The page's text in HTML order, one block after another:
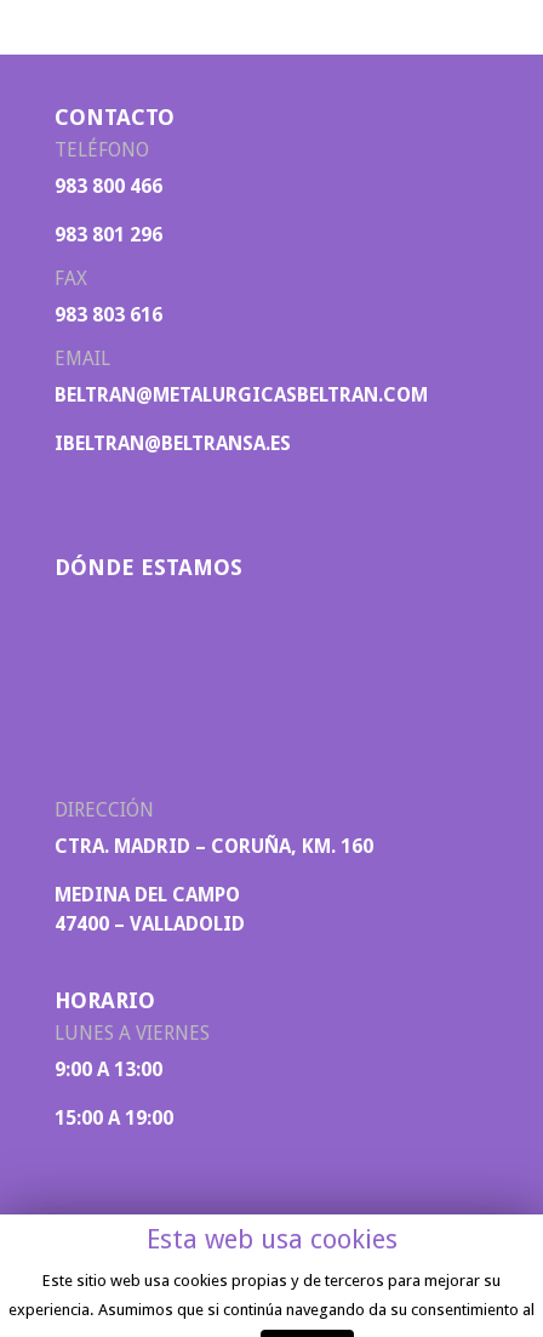
CONTACTO
TELÉFONO
983 800 466
983 801 296
FAX
983 803 616
EMAIL
BELTRAN@METALURGICASBELTRAN.COM
IBELTRAN@BELTRANSA.ES
DÓNDE ESTAMOS
DIRECCIÓN
CTRA. MADRID – CORUÑA, KM. 160
MEDINA DEL CAMPO
47400 – VALLADOLID
HORARIO
LUNES A VIERNES
9:00 A 13:00
15:00 A 19:00
Aviso legal|Política de privacidad| Diseño
Esta web usa cookies
Este sitio web usa cookies propias y de terceros para mejorar su
experiencia. Asumimos que si continúa navegando da su consentimiento al